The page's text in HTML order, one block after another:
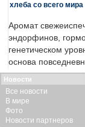
хлеба со всего мира
Аромат
эндорфинов,
генетическом
основа
Новости
Все новости
В мире
Фото
Новости партнеров